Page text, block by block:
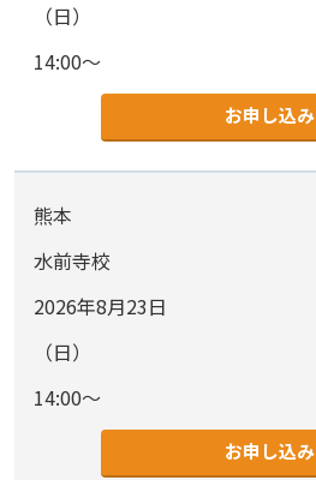
（日）
14:00～
お申し込み
熊本
水前寺校
2026年8月23日
（日）
14:00～
お申し込み